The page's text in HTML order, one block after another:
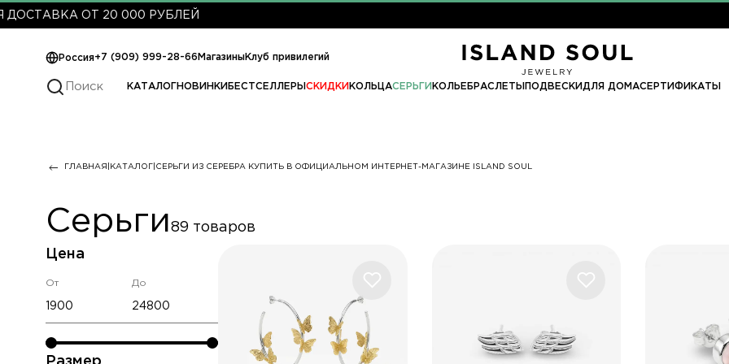
000 РУБЛЕЙ
Россия+7 (909) 999-28-66 МагазиныКлуб привилегий
КАТАЛОГНОВИНКИ БЕСТСЕЛЛЕРЫ СКИДКИ КОЛЬЦАСЕРЬГИ КОЛЬЕ БРАСЛЕТЫ ПОДВЕСКИДЛЯ ДОМАСЕРТИФИКАТЫ
ГЛАВНАЯ КАТАЛОГ СЕРЬГИ ИЗ СЕРЕБРА КУПИТЬ В ОФИЦИАЛЬНОМ ИНТЕРНЕТ-МАГАЗИНЕ ISLAND SOUL
Серьги89 товаров
Цена
От До